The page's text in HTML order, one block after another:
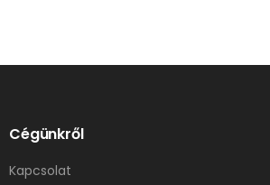
Cégünkről
Kapcsolat